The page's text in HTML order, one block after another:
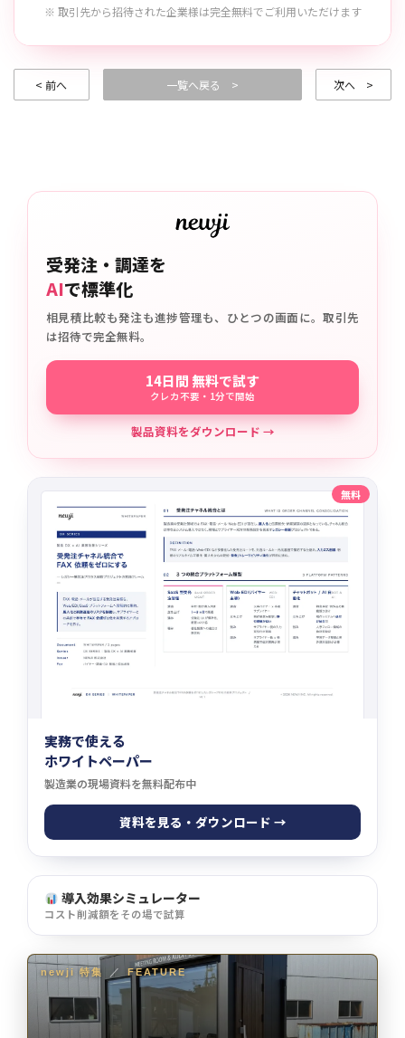
※ 取引先から招待された企業様は完全無料でご利用いただけます
< 前へ 一覧へ戻る > 次へ >
受発注・調達を
AIで標準化
相見積比較も発注も進捗管理も、ひとつの画面に。取引先
は招待で完全無料。
14日間 無料で試す
クレカ不要・1分で開始
製品資料をダウンロード →
無料
実務で使える
ホワイトペーパー
製造業の現場資料を無料配布中
資料を見る・ダウンロード →
導入効果シミュレーター
コスト削減額をその場で試算
newji 特集 ／ FEATURE